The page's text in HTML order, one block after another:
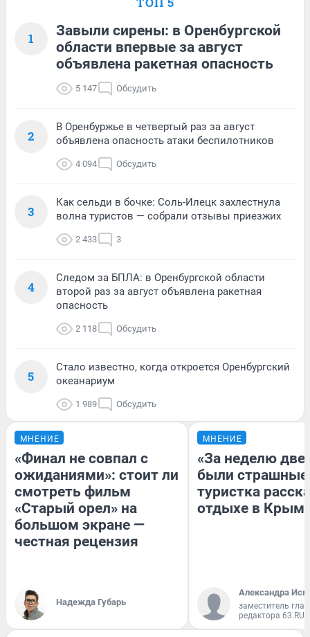
1
Завыли сирены: в Оренбургской
области впервые за август
объявлена ракетная опасность
5 147 Обсудить
2
В Оренбуржье в четвертый раз за август
объявлена опасность атаки беспилотников
4 094 Обсудить
3
Как сельди в бочке: Соль-Илецк захлестнула
волна туристов — собрали отзывы приезжих
2 433 3
4
Следом за БПЛА: в Оренбургской области
второй раз за август объявлена ракетная
опасность
2 118 Обсудить
5
Стало известно, когда откроется Оренбургский
океанариум
1 989 Обсудить
МНЕНИЕ
«Финал не совпал с
ожиданиями»: стоит ли
смотреть фильм
«Старый орел» на
большом экране —
честная рецензия
Надежда Губарь
МНЕНИЕ
«За неделю две
были
туристка
отдыхе в
Александра
заместитель
редактора 63.RU